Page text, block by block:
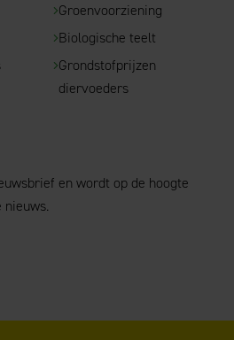
Groenvoorziening
Biologische teelt
Grondstofprijzen
diervoeders
en wordt op de hoogte
nieuws.